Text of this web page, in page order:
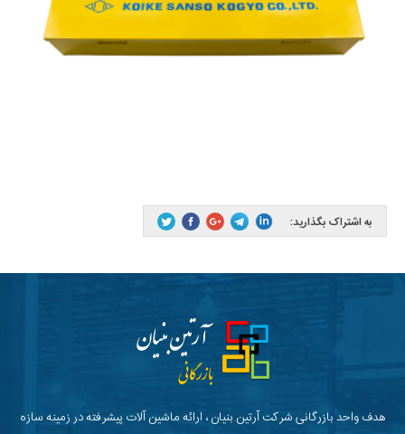
به اشتراک بگذارید:
هدف واحد بازرگانی شرکت آرتین بنیان ، ارائه ماشین آلات پیشرفته در زمینه سازه